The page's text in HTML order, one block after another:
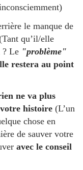
le manque de
qu’il/elle
? Le "problème"
restera au point
ne va plus
histoire (L’un
chose en
de sauver votre
avec le conseil